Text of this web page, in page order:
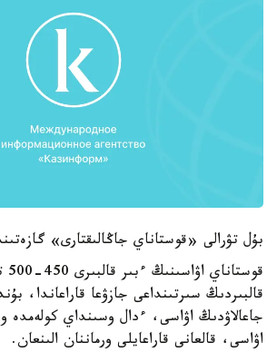
بۇل تۋرالى «قوستاناي جاڭالىقتارى»
جاعالاۋدىڭ اۋاسى، ءدال وسىنداي كولەمدە
اۋاسى، قالعانى قاراعايلى ورماننان الىنعان.